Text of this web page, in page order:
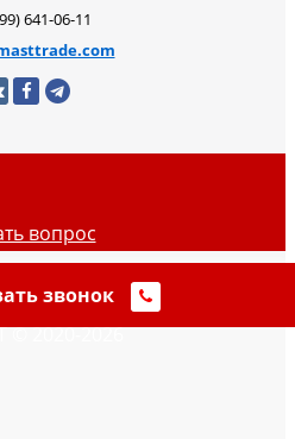
641-06-11
вопрос
звонок
© 2020-2026